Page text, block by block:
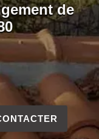
de